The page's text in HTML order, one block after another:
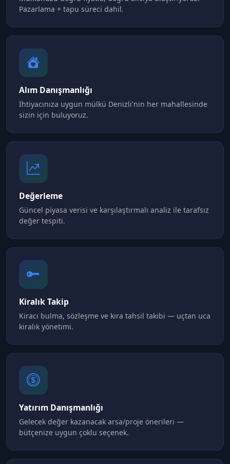
Pazarlama + tapu süreci dahil.
Alım Danışmanlığı
İhtiyacınıza uygun mülkü Denizli'nin her mahallesinde
sizin için buluyoruz.
Değerleme
Güncel piyasa verisi ve karşılaştırmalı analiz ile tarafsız
değer tespiti.
Kiralık Takip
Kiracı bulma, sözleşme ve kira tahsil takibi — uçtan uca
kiralık yönetimi.
Yatırım Danışmanlığı
Gelecek değer kazanacak arsa/proje önerileri —
bütçenize uygun çoklu seçenek.